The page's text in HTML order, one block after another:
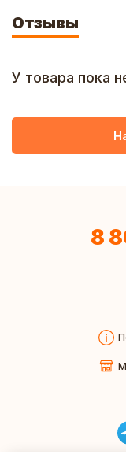
Отзывы
У товара пока
8